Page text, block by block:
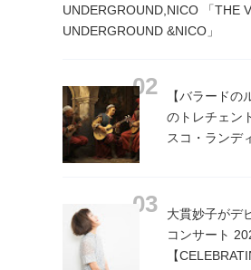
UNDERGROUND,NICO 「THE
UNDERGROUND &NICO」
【バラード
のトレチェン
スコ・ランデ
大貫妙子がデ
コンサート
【